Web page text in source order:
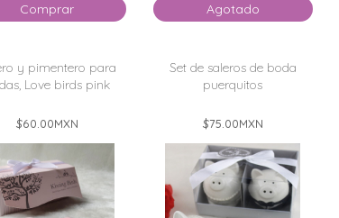
Comprar Agotado
y pimentero para
Love birds pink
$60.00MXN
Set de saleros de boda
puerquitos
$75.00MXN